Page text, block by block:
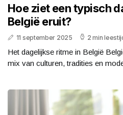
Hoe ziet een typisch
België eruit?
11 september 2025 2 min
Het dagelijkse ritme in België
mix van culturen, tradities en